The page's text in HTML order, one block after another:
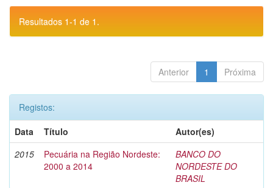
Resultados 1-1 de 1.
Anterior 1 Próxima
Registos:
Data
Título
Autor(es)
2015
Pecuária na Região Nordeste:
2000 a 2014
BANCO DO
NORDESTE DO
BRASIL